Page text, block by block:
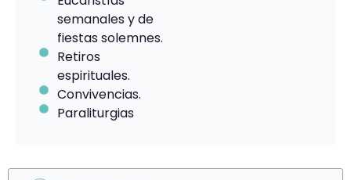
semanales y de
fiestas solemnes.
Retiros
espirituales.
Convivencias.
Paraliturgias